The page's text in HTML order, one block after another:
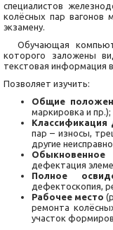
специалистов
колёсных пар вагонов
экзамену.
Обучающая
которого заложены
текстовая информация
Позволяет изучить:
Общие
маркировка и пр.);
пар – износы,
другие
Обыкновенное
дефектация
Полное
дефектоскопия,
Рабочее место
ремонта
участок